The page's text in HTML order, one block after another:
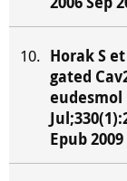
Horak S
gated
eudesmol
Epub